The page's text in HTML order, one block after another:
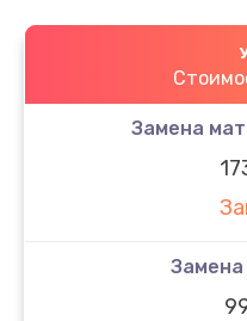
Замена
Замена